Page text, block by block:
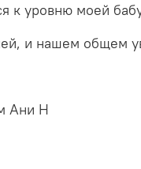
к уровню моей
и нашем общем
Ани Н